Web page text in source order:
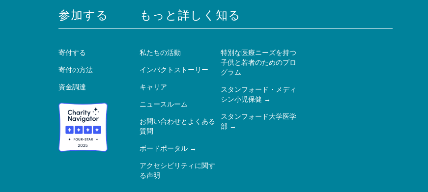
参加する
寄付する
寄付の方法
資金調達
もっと詳しく知る
私たちの活動
インパクトストーリー
キャリア
ニュースルーム
お問い合わせとよくある
質問
ボードポータル
アクセシビリティに関す
る声明
特別な医療ニーズを持つ
子供と若者のためのプロ
グラム
スタンフォード・メディ
シン小児保健
スタンフォード大学医学
部